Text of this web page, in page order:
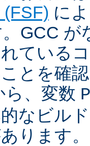
(FSF) に
GCC が
ている
とを確
ら、変数
なビル
ります。